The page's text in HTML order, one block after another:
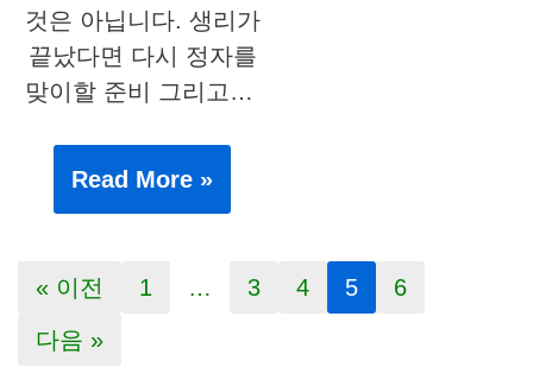
것은 아닙니다. 생리가
끝났다면 다시 정자를
맞이할 준비 그리고…
Read More »
« 이전 1 … 3 4 5
6
다음 »